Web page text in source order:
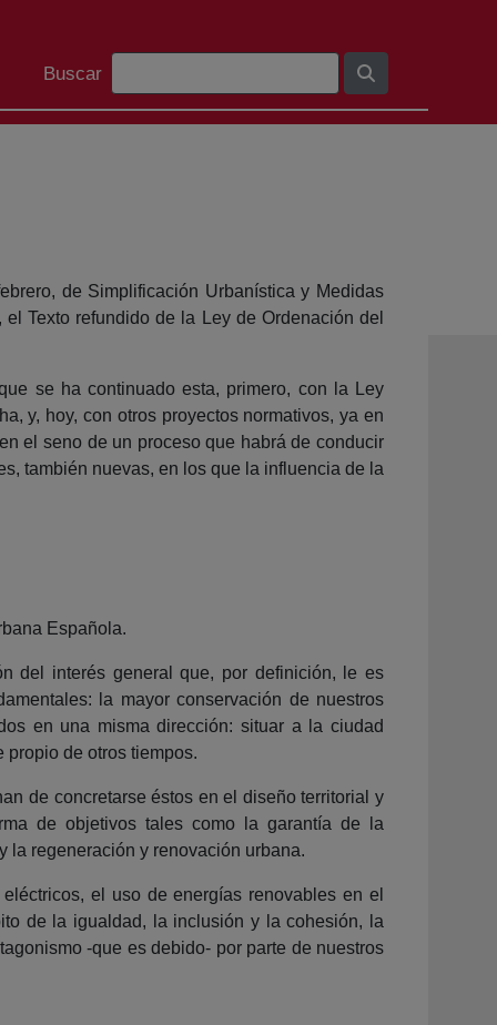
Barra de busca
Buscar
de Simplificación Urbanística y Medidas
Texto refundido de la Ley de Ordenación del
se ha continuado esta, primero, con la Ley
y, hoy, con otros proyectos normativos, ya en
el seno de un proceso que habrá de conducir
también nuevas, en los que la influencia de la
Española.
del interés general que, por definición, le es
la mayor conservación de nuestros
en una misma dirección: situar a la ciudad
de otros tiempos.
de concretarse éstos en el diseño territorial y
de objetivos tales como la garantía de la
la regeneración y renovación urbana.
el uso de energías renovables en el
de la igualdad, la inclusión y la cohesión, la
-que es debido- por parte de nuestros